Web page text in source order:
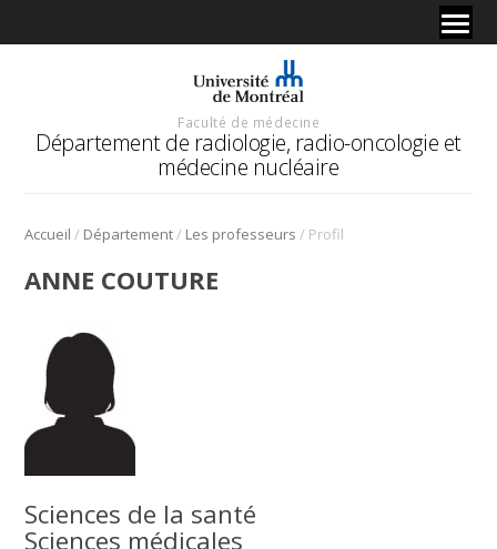
Faculté de médecine
Département de radiologie, radio-oncologie et
médecine nucléaire
Accueil / Département/ Les professeurs / Profil
ANNE COUTURE
Sciences de la santé
Sciences médicales